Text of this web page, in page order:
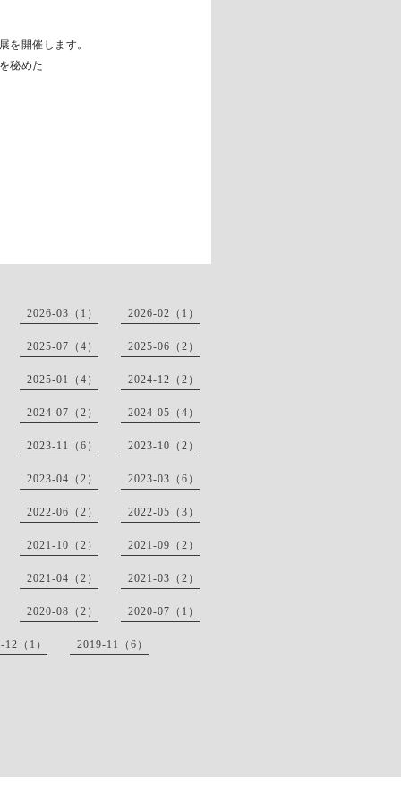
を開催します。
秘めた
2026-03（1） 2026-02（1）
2025-07（4） 2025-06（2）
2025-01（4） 2024-12（2）
2024-07（2） 2024-05（4）
2023-11（6） 2023-10（2）
2023-04（2） 2023-03（6）
2022-06（2） 2022-05（3）
2021-10（2） 2021-09（2）
2021-04（2） 2021-03（2）
2020-08（2） 2020-07（1）
12（1） 2019-11（6）